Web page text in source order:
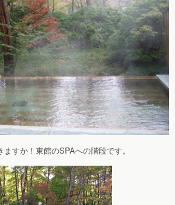
すか！東館のSPAへの階段です。